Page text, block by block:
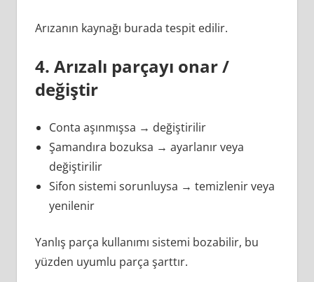
Arızanın kaynağı burada tespit edilir.
4. Arızalı parçayı onar /
değiştir
Conta aşınmışsa → değiştirilir
Şamandıra bozuksa → ayarlanır veya
değiştirilir
Sifon sistemi sorunluysa → temizlenir veya
yenilenir
Yanlış parça kullanımı sistemi bozabilir, bu
yüzden uyumlu parça şarttır.